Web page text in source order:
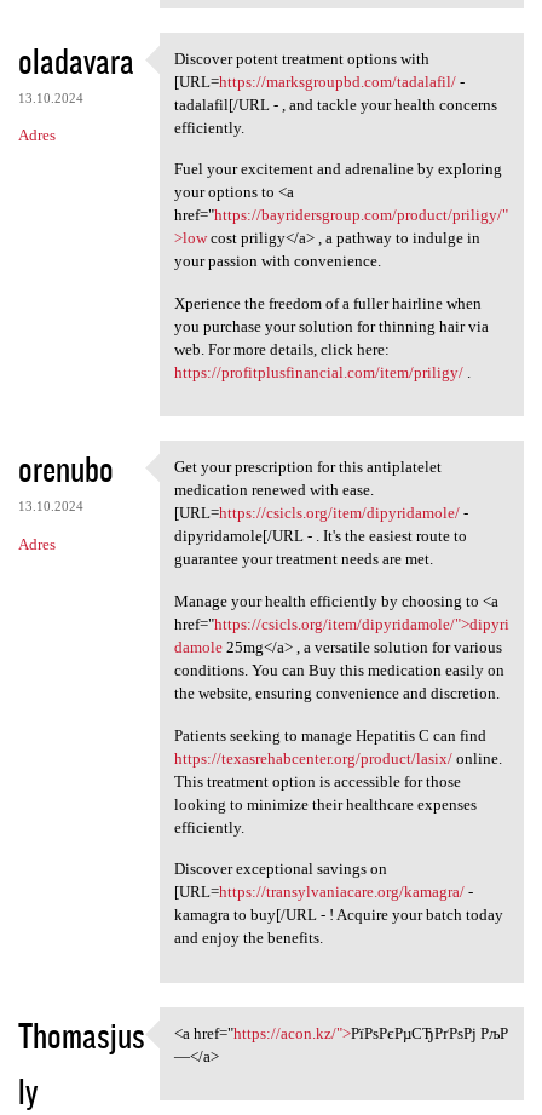
oladavara
13.10.2024
Adres
Discover potent treatment
Discover potent treatment options with
[URL=https://marksgroupbd.com/tadalafil/-
tadalafil[/URL - , and tackle your health concerns
efficiently.
Fuel your excitement and adrenaline by exploring
your options to <a
href="https://bayridersgroup.com/product/priligy/"
>lowcost priligy</a> , a pathway to indulge in
your passion with convenience.
Xperience the freedom of a fuller hairline when
you purchase your solution for thinning hair via
web. For more details, click here:
https://profitplusfinancial.com/item/priligy/.
orenubo
13.10.2024
Adres
Get your prescription for
Get your prescription for this antiplatelet
medication renewed with ease.
[URL=https://csicls.org/item/dipyridamole/-
dipyridamole[/URL - . It's the easiest route to
guarantee your treatment needs are met.
Manage your health efficiently by choosing to <a
href="https://csicls.org/item/dipyridamole/">dipyri
damole25mg</a> , a versatile solution for various
conditions. You can Buy this medication easily on
the website, ensuring convenience and discretion.
Patients seeking to manage Hepatitis C can find
https://texasrehabcenter.org/product/lasix/online.
This treatment option is accessible for those
looking to minimize their healthcare expenses
efficiently.
Discover exceptional savings on
[URL=https://transylvaniacare.org/kamagra/-
kamagra to buy[/URL - ! Acquire your batch today
and enjoy the benefits.
Thomasjus
ly
<a href="https://acon.kz/"
<a href="https://acon.kz/">РїРѕРєРµСЂРґРѕРј РљР
—</a>